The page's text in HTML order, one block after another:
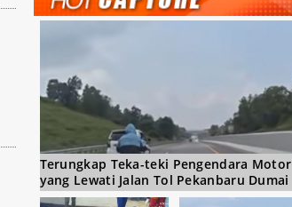
Terungkap Teka-teki Pengendara Motor
yang Lewati Jalan Tol Pekanbaru Dumai